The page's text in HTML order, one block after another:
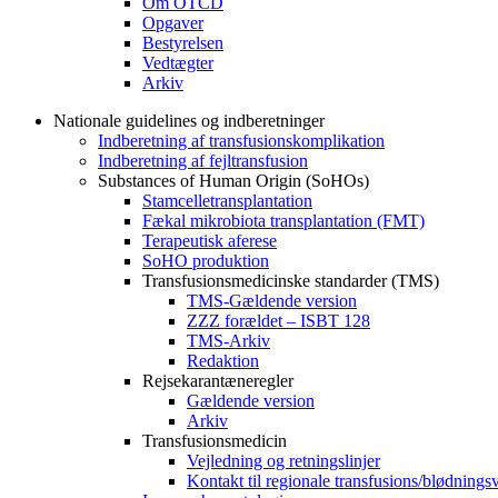
Opgaver
Bestyrelsen
Vedtægter
Arkiv
Nationale guidelines og indberetninger
Indberetning af transfusionskomplikation
Indberetning af fejltransfusion
Substances of Human Origin (SoHOs)
Stamcelletransplantation
Fækal mikrobiota transplantation (FMT)
Terapeutisk aferese
SoHO produktion
Transfusionsmedicinske standarder (TMS)
TMS-Gældende version
ZZZ forældet – ISBT 128
TMS-Arkiv
Redaktion
Rejsekarantæneregler
Gældende version
Arkiv
Transfusionsmedicin
Vejledning og retningslinjer
Kontakt til regionale transfusions/